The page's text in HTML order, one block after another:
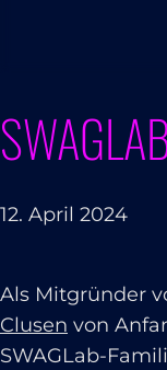
12. April 2024
Als Mitgründer
Clusen von
SWAGLab-